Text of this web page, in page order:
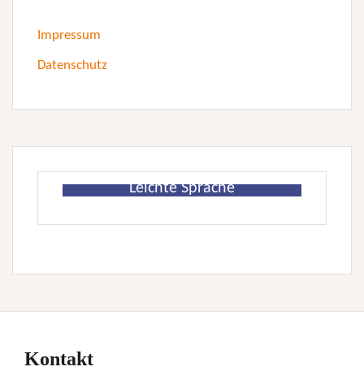
Impressum
Datenschutz
Leichte Sprache
Kontakt